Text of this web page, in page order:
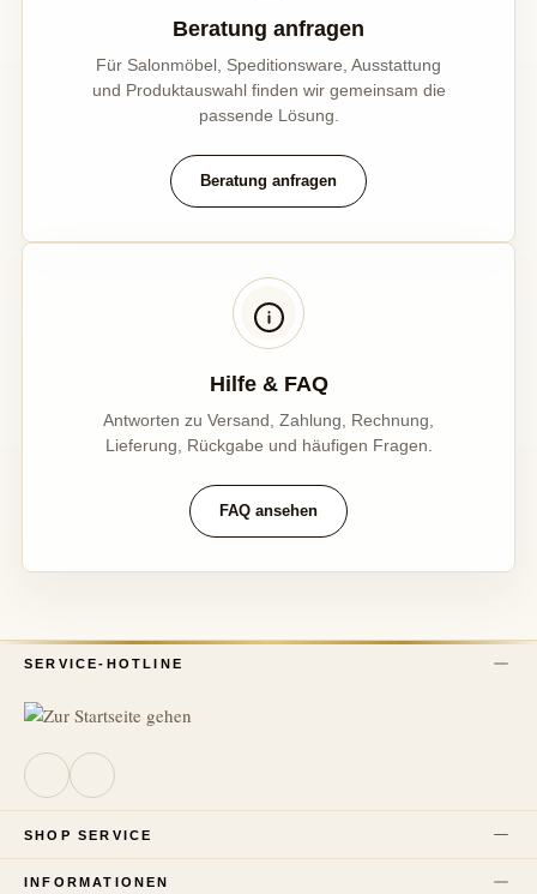
Beratung anfragen
Für Salonmöbel, Speditionsware, Ausstattung
und Produktauswahl finden wir gemeinsam die
passende Lösung.
Beratung anfragen
Hilfe & FAQ
Antworten zu Versand, Zahlung, Rechnung,
Lieferung, Rückgabe und häufigen Fragen.
FAQ ansehen
SERVICE-HOTLINE
SHOP SERVICE
INFORMATIONEN